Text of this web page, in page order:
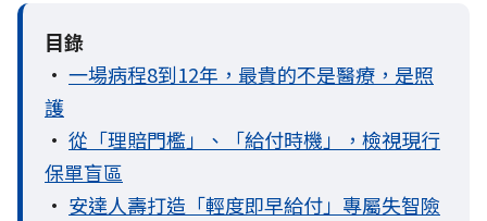
目錄
• 一場病程8到12年，最貴的不是醫療，是照
護
• 從「理賠門檻」、「給付時機」，檢視現行
保單盲區
• 安達人壽打造「輕度即早給付」專屬失智險